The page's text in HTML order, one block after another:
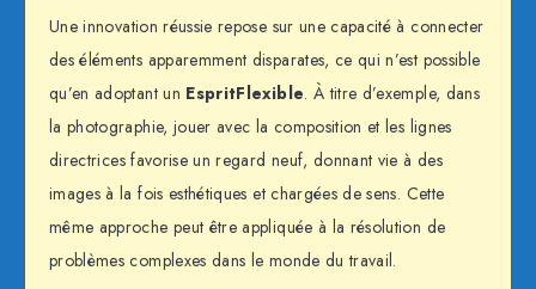
Une innovation réussie repose sur une capacité à connecter
des éléments apparemment disparates, ce qui n’est possible
qu’en adoptant un EspritFlexible. À titre d’exemple, dans
la photographie, jouer avec la composition et les lignes
directrices favorise un regard neuf, donnant vie à des
images à la fois esthétiques et chargées de sens. Cette
même approche peut être appliquée à la résolution de
problèmes complexes dans le monde du travail.